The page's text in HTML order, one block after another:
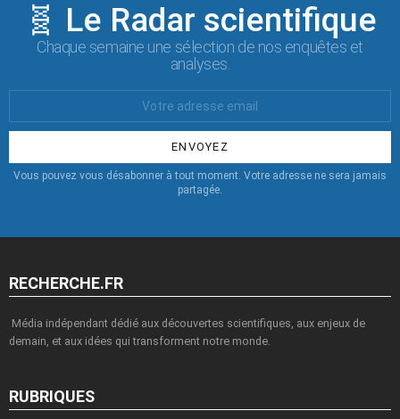
🧬 Le Radar scientifique
Chaque semaine une sélection de nos enquêtes et
analyses.
:
Vous pouvez vous désabonner à tout moment. Votre adresse ne sera jamais
partagée.
RECHERCHE.FR
Média indépendant dédié aux découvertes scientifiques, aux enjeux de
demain, et aux idées qui transforment notre monde.
RUBRIQUES